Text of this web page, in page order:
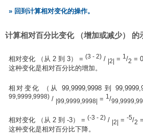
» 回到计算相对变化的操作。
计算相对百分比变化 （增加或减少） 的
相对变化 （从 2 到 3） =(3 - 2) / |2| = 1 /2 =
这种变化是相对百分比的增加。
相对变化 （从 99,9999,9998 到
99,9999,9998) / |99,9999,9998| = 1/
相对变化 （从 2 到 -3） =(-3 - 2) / |2| =-5/2
这种变化是相对百分比下降。